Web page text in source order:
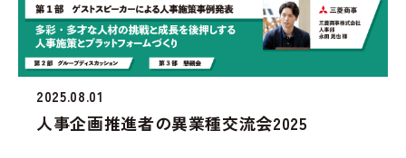
2025.08.01
人事企画推進者の異業種交流会2025